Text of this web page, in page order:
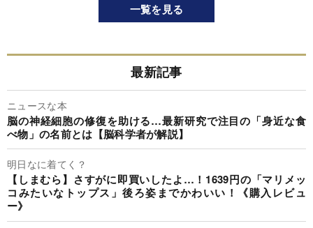
一覧を見る
最新記事
ニュースな本
脳の神経細胞の修復を助ける…最新研究で注目の「身近な食
べ物」の名前とは【脳科学者が解説】
明日なに着てく？
【しまむら】さすがに即買いしたよ…！1639円の「マリメッ
コみたいなトップス」後ろ姿までかわいい！《購入レビュ
ー》